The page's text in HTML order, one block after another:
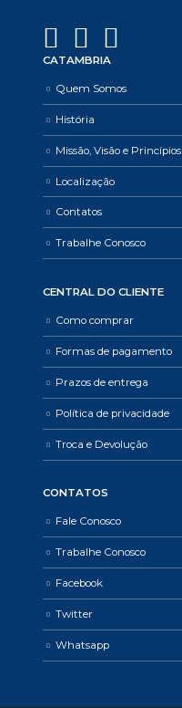
CATAMBRIA
Quem Somos
História
Missão, Visão e Princípios
Localização
Contatos
Trabalhe Conosco
CENTRAL DO CLIENTE
Como comprar
Formas de pagamento
Prazos de entrega
Política de privacidade
Troca e Devolução
CONTATOS
Fale Conosco
Trabalhe Conosco
Facebook
Twitter
Whatsapp